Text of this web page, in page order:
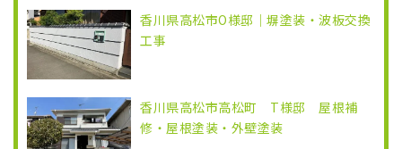
香川県高松市O様邸｜塀塗装・波板交換
工事
香川県高松市高松町 T様邸 屋根補
修・屋根塗装・外壁塗装